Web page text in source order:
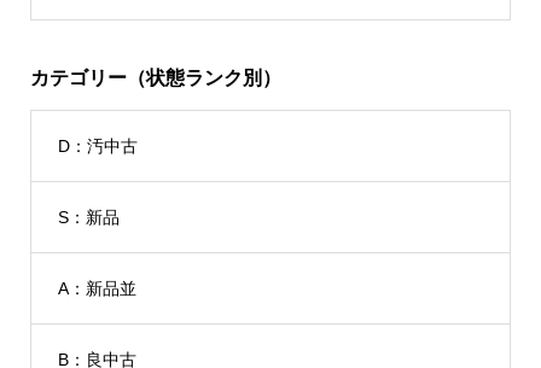
カテゴリー（状態ランク別）
D：汚中古
S：新品
A：新品並
B：良中古